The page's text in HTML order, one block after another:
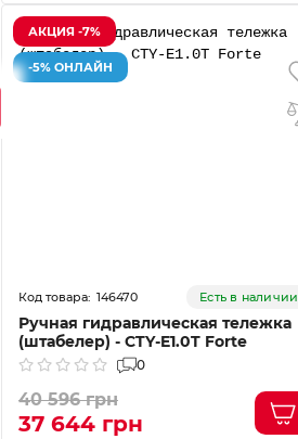
АКЦИЯ -7%
-5% ОНЛАЙН
146470 Есть в наличии
Ручная гидравлическая тележка
(штабелер) - CTY-E1.0T Forte
0
40 596 грн
37 644 грн